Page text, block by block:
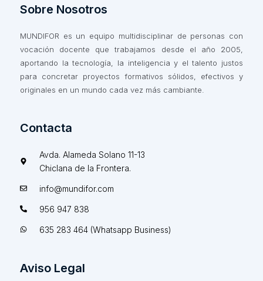
Sobre Nosotros
MUNDIFOR es un equipo multidisciplinar de personas con
vocación docente que trabajamos desde el año 2005,
aportando la tecnología, la inteligencia y el talento justos
para concretar proyectos formativos sólidos, efectivos y
originales en un mundo cada vez más cambiante.
Contacta
Avda. Alameda Solano 11-13
Chiclana de la Frontera.
info@mundifor.com
956 947 838
635 283 464 (Whatsapp Business)
Aviso Legal